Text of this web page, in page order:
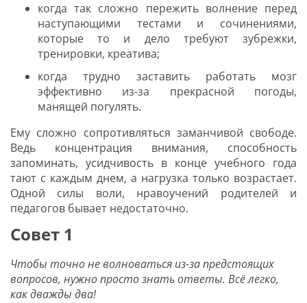
когда так сложно пережить волнение перед
наступающими тестами и сочинениями,
которые то и дело требуют зубрежки,
тренировки, креатива;
когда трудно заставить работать мозг
эффективно из-за прекрасной погоды,
манящей погулять.
Ему сложно сопротивляться заманчивой свободе.
Ведь концентрация внимания, способность
запоминать, усидчивость в конце учебного года
тают с каждым днем, а нагрузка только возрастает.
Одной силы воли, нравоучений родителей и
педагогов бывает недостаточно.
Совет 1
Чтобы точно не волноваться из-за предстоящих
вопросов, нужно просто знать ответы. Всё легко,
как дважды два!
Я соглашаюсь сполитикой защиты
персональных данных
ОТПРАВИТЬ
Наша служба поддержки
с 5:00 до 15:00 мск, кроме выходных
и праздничныхдней.
Звоните нам!
+7 913 086-26-27
МАКС
Для звонков по РФ